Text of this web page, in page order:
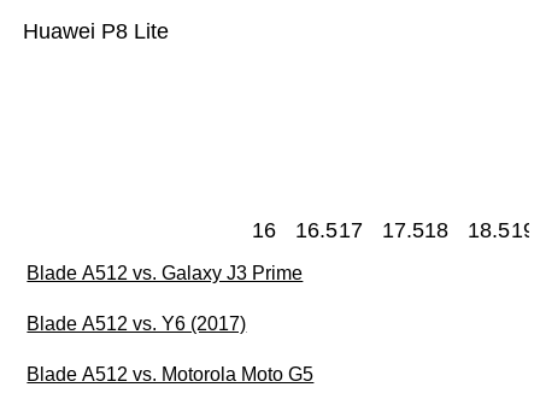
Huawei P8 Lite
16 16.517 17.518 18.519
Blade A512 vs. Galaxy J3 Prime
Blade A512 vs. Y6 (2017)
Blade A512 vs. Motorola Moto G5